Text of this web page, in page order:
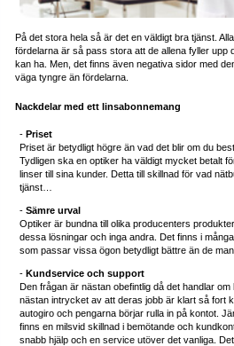
På det stora hela så är det en väldigt bra tjänst.
fördelarna är så pass stora att de allena fyller upp
kan ha. Men, det finns även negativa sidor med
väga tyngre än fördelarna.
Nackdelar med ett linsabonnemang
- Priset
Priset är betydligt högre än vad det blir om du
Tydligen ska en optiker ha väldigt mycket betalt
linser till sina kunder. Detta till skillnad för vad
tjänst…
- Sämre urval
Optiker är bundna till olika producenters
dessa lösningar och inga andra. Det finns i
som passar vissa ögon betydligt bättre än de
- Kundservice och support
Den frågan är nästan obefintlig då det handlar
nästan intrycket av att deras jobb är klart så fort
autogiro och pengarna börjar rulla in på kontot.
finns en milsvid skillnad i bemötande och
snabb hjälp och en service utöver det vanliga.